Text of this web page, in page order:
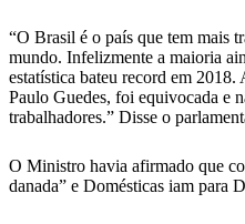
“O Brasil é o país que tem mais
mundo. Infelizmente a maioria
estatística bateu record em
Paulo Guedes, foi equivocada e
trabalhadores.” Disse o
O Ministro havia afirmado que
danada” e Domésticas iam para